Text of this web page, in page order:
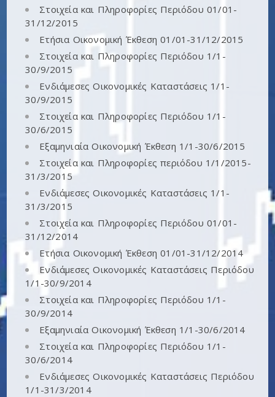
Στοιχεία και Πληροφορίες Περιόδου 01/01-
31/12/2015
Ετήσια Οικονομική Έκθεση 01/01-31/12/2015
Στοιχεία και Πληροφορίες Περιόδου 1/1-
30/9/2015
Ενδιάμεσες Οικονομικές Καταστάσεις 1/1-
30/9/2015
Στοιχεία και Πληροφορίες Περιόδου 1/1-
30/6/2015
Εξαμηνιαία Οικονομική Έκθεση 1/1-30/6/2015
Στοιχεία και Πληροφορίες περιόδου 1/1/2015-
31/3/2015
Ενδιάμεσες Οικονομικές Καταστάσεις 1/1-
31/3/2015
Στοιχεία και Πληροφορίες Περιόδου 01/01-
31/12/2014
Ετήσια Οικονομική Έκθεση 01/01-31/12/2014
Ενδιάμεσες Οικονομικές Καταστάσεις Περιόδου
1/1-30/9/2014
Στοιχεία και Πληροφορίες Περιόδου 1/1-
30/9/2014
Εξαμηνιαία Οικονομική Έκθεση 1/1-30/6/2014
Στοιχεία και Πληροφορίες Περιόδου 1/1-
30/6/2014
Ενδιάμεσες Οικονομικές Καταστάσεις Περιόδου
1/1-31/3/2014